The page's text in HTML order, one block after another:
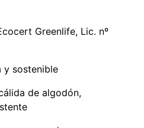
Greenlife, Lic. nº
y sostenible
de algodón,